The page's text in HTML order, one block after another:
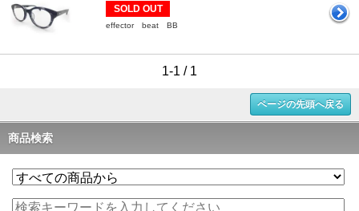
SOLD OUT
effector beat BB
1-1 / 1
ページの先頭へ戻る
商品検索